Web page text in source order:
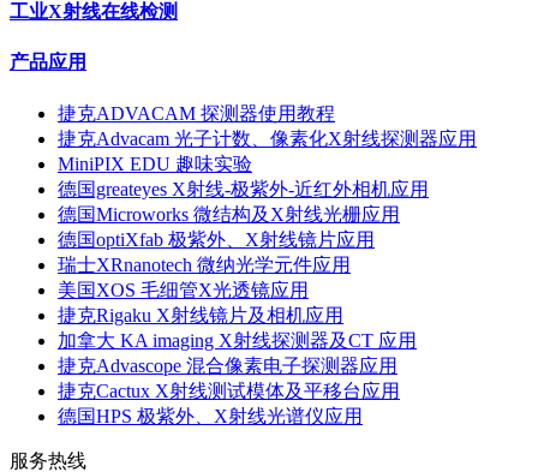
工业X射线在线检测
产品应用
捷克ADVACAM 探测器使用教程
捷克Advacam 光子计数、像素化X射线探测器应用
MiniPIX EDU 趣味实验
德国greateyes X射线-极紫外-近红外相机应用
德国Microworks 微结构及X射线光栅应用
德国optiXfab 极紫外、X射线镜片应用
瑞士XRnanotech 微纳光学元件应用
美国XOS 毛细管X光透镜应用
捷克Rigaku X射线镜片及相机应用
加拿大 KA imaging X射线探测器及CT 应用
捷克Advascope 混合像素电子探测器应用
捷克Cactux X射线测试模体及平移台应用
德国HPS 极紫外、X射线光谱仪应用
服务热线